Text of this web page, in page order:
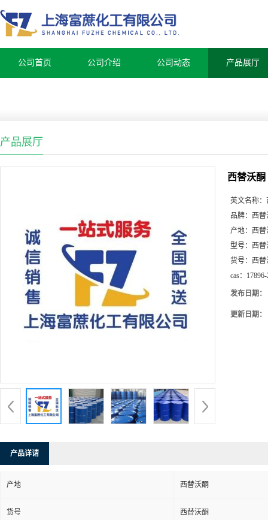
公司首页 公司介绍 公司动态 产品展厅
产品展厅
西替沃酮
英文名称：
品牌： 西替
产地： 西替
型号： 西替
货号： 西替
cas：
发布日期：
更新日期：
产品详请
产地 西替沃酮
货号 西替沃酮